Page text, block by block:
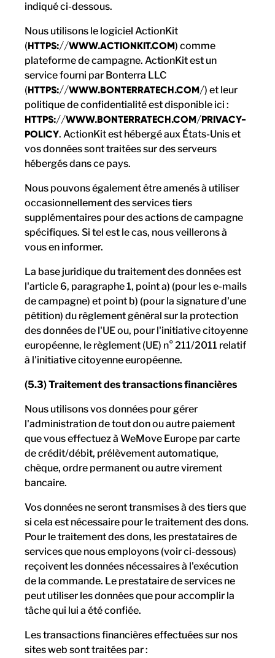
indiqué ci-dessous.
Nous utilisons le logiciel ActionKit
(HTTPS://WWW.ACTIONKIT.COM) comme
plateforme de campagne. ActionKit est un
service fourni par Bonterra LLC
(HTTPS://WWW.BONTERRATECH.COM/) et leur
politique de confidentialité est disponible ici :
HTTPS://WWW.BONTERRATECH.COM/PRIVACY-
POLICY. ActionKit est hébergé aux États-Unis et
vos données sont traitées sur des serveurs
hébergés dans ce pays.
Nous pouvons également être amenés à utiliser
occasionnellement des services tiers
supplémentaires pour des actions de campagne
spécifiques. Si tel est le cas, nous veillerons à
vous en informer.
La base juridique du traitement des données est
l'article 6, paragraphe 1, point a) (pour les e-mails
de campagne) et point b) (pour la signature d'une
pétition) du règlement général sur la protection
des données de l'UE ou, pour l'initiative citoyenne
européenne, le règlement (UE) n° 211/2011 relatif
à l'initiative citoyenne européenne.
(5.3) Traitement des transactions financières
Nous utilisons vos données pour gérer
l'administration de tout don ou autre paiement
que vous effectuez à WeMove Europe par carte
de crédit/débit, prélèvement automatique,
chèque, ordre permanent ou autre virement
bancaire.
Vos données ne seront transmises à des tiers que
si cela est nécessaire pour le traitement des dons.
Pour le traitement des dons, les prestataires de
services que nous employons (voir ci-dessous)
reçoivent les données nécessaires à l'exécution
de la commande. Le prestataire de services ne
peut utiliser les données que pour accomplir la
tâche qui lui a été confiée.
Les transactions financières effectuées sur nos
sites web sont traitées par :